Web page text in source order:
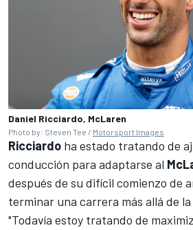
Daniel Ricciardo, McLaren
Photo by: Steven Tee / Motorsport Images
Ricciardo ha estado tratando de
conducción para adaptarse al
después de su difícil comienzo de
terminar una carrera más allá de
"Todavía estoy tratando de